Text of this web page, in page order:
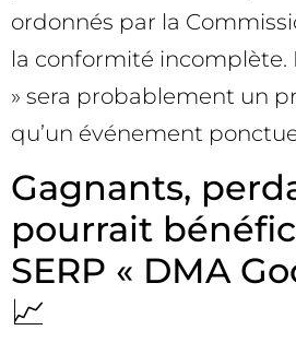
ordonnés par la
la conformité incomplète.
» sera probablement un
qu’un événement
Gagnants,
pourrait
SERP « DMA
📈